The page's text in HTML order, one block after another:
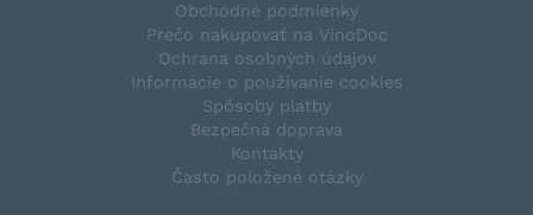
Obchodné podmienky
Prečo nakupovať na VinoDoc
Ochrana osobných údajov
Informácie o používanie cookies
Spôsoby platby
Bezpečná doprava
Kontakty
Často položené otázky